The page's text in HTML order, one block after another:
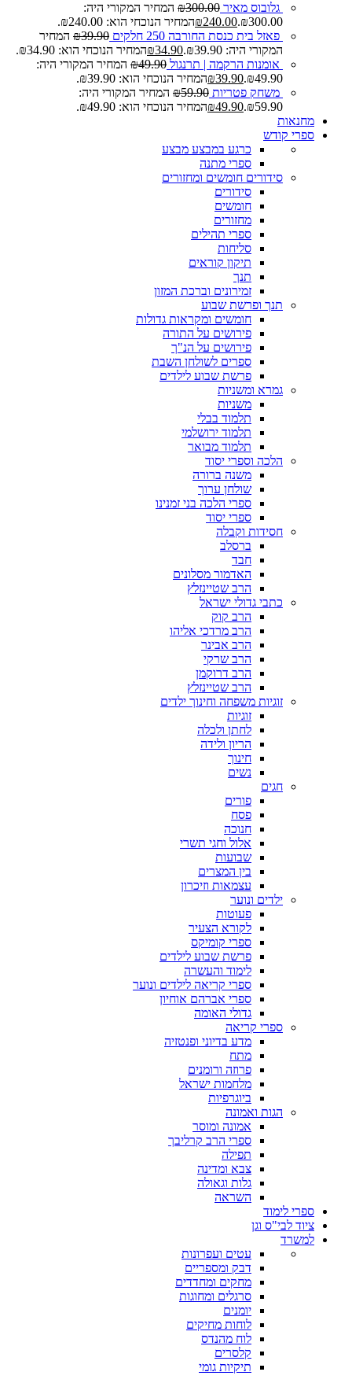
גלובוס מאיר ₪300.00
המחיר המקורי היה:
₪300.00.
₪240.00
המחיר הנוכחי הוא: ₪240.00.
פאזל בית כנסת החורבה 250 חלקים
₪39.90
המחיר
המקורי היה: ₪39.90.
₪34.90
המחיר הנוכחי הוא: ₪34.90.
אומנות הרקמה | תרנגול
₪49.90
המחיר המקורי היה:
₪49.90.
₪39.90
המחיר הנוכחי הוא: ₪39.90.
משחק פטריות
₪59.90
המחיר המקורי היה:
₪59.90.
₪49.90
המחיר הנוכחי הוא: ₪49.90.
מחנאות
ספרי קודש
כרגע במבצע מבצע
ספרי מתנה
סידורים חומשים ומחזורים
סידורים
חומשים
מחזורים
ספרי תהילים
סליחות
תיקון קוראים
תנך
זמירונים וברכת המזון
תנך ופרשת שבוע
חומשים ומקראות גדולות
פירושים על התורה
פירושים על הנ"ך
ספרים לשולחן השבת
פרשת שבוע לילדים
גמרא ומשניות
משניות
תלמוד בבלי
תלמוד ירושלמי
תלמוד מבואר
הלכה וספרי יסוד
משנה ברורה
שולחן ערוך
ספרי הלכה בני זמנינו
ספרי יסוד
חסידות וקבלה
ברסלב
חבד
האדמור מסלונים
הרב שטיינזלץ
כתבי גדולי ישראל
הרב קוק
הרב מרדכי אליהו
הרב אבינר
הרב שרקי
הרב דרוקמן
הרב שטיינזלץ
זוגיות משפחה וחינוך ילדים
זוגיות
לחתן ולכלה
הריון ולידה
חינוך
נשים
חגים
פורים
פסח
חנוכה
אלול וחגי תשרי
שבועות
בין המצרים
עצמאות וזיכרון
ילדים ונוער
פעוטות
לקורא הצעיר
ספרי קומיקס
פרשת שבוע לילדים
לימוד והעשרה
ספרי קריאה לילדים ונוער
ספרי אברהם אוחיון
גדולי האומה
ספרי קריאה
מדע בדיוני ופנטזיה
מתח
פרוזה ורומנים
מלחמות ישראל
ביוגרפיות
הגות ואמונה
אמונה ומוסר
ספרי הרב קרליבך
תפילה
צבא ומדינה
גלות וגאולה
השראה
ספרי לימוד
ציוד לבי"ס וגן
למשרד
עטים ועפרונות
דבק ומספריים
מחקים ומחדדים
סרגלים ומחוגות
יומנים
לוחות מחיקים
לוח מהנדס
קלסרים
תיקיות גומי